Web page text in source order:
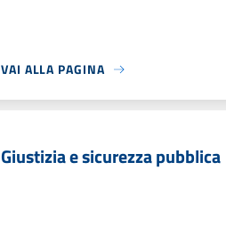
VAI ALLA PAGINA
Giustizia e sicurezza pubblica